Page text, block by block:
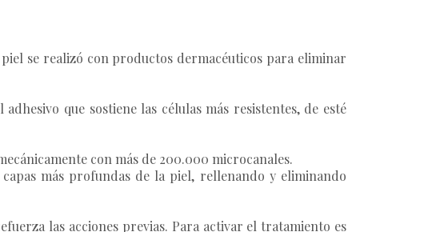
se realizó con productos dermacéuticos para eliminar
que sostiene las células más resistentes, de esté
con más de 200.000 microcanales.
más profundas de la piel, rellenando y eliminando
las acciones previas. Para activar el tratamiento es